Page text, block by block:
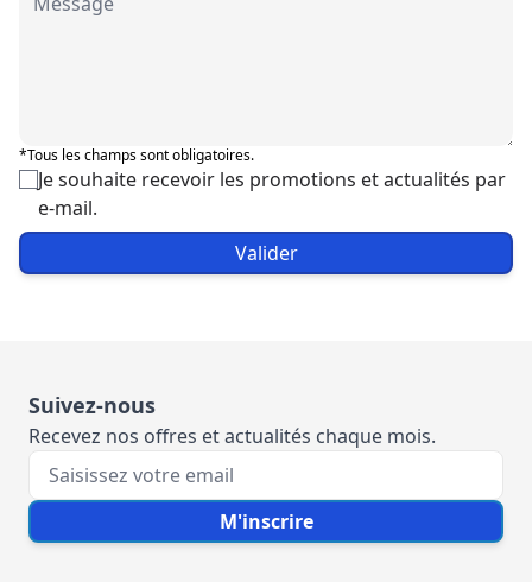
*Tous les champs sont obligatoires.
Je souhaite recevoir les promotions et actualités par
e-mail.
Valider
Suivez-nous
Recevez nos offres et actualités chaque mois.
Votre e-mail M'inscrire